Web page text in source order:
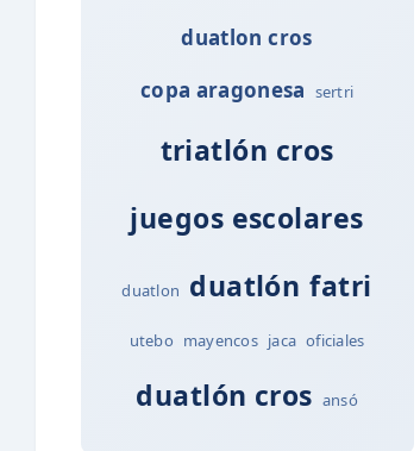
duatlon cros
copa aragonesa sertri
triatlón cros
juegos escolares
duatlon duatlón fatri
utebo mayencos jaca oficiales
duatlón cros ansó